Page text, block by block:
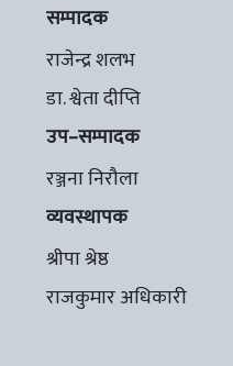
सम्पादक
राजेन्द्र शलभ
डा. श्वेता दीप्ति
उप–सम्पादक
रञ्जना निरौला
व्यवस्थापक
श्रीपा श्रेष्ठ
राजकुमार अधिकारी